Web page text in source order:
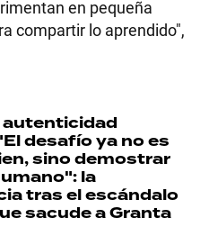
en pequeña
compartir lo aprendido",
autenticidad
desafío ya no es
sino demostrar
la
tras el escándalo
sacude a Granta